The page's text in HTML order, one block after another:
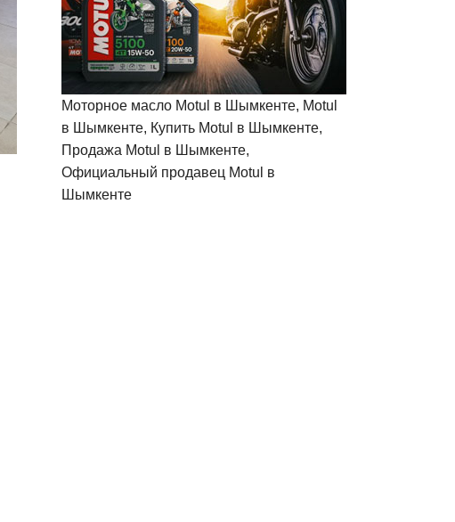
Моторное масло Motul в Шымкенте, Motul
в Шымкенте, Купить Motul в Шымкенте,
Продажа Motul в Шымкенте,
Официальный продавец Motul в
Шымкенте